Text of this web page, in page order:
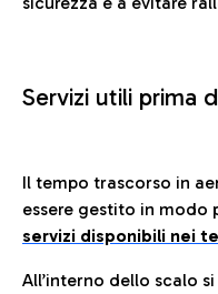
Servizi utili prima
Il tempo trascorso in
essere gestito in modo
servizi disponibili nei
All’interno dello scalo